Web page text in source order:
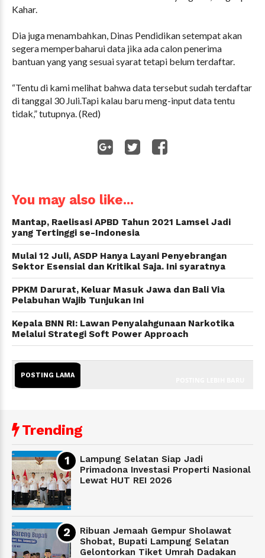
Kahar.
Dia juga menambahkan, Dinas Pendidikan setempat akan
segera memperbaharui data jika ada calon penerima
bantuan yang yang sesuai syarat tetapi belum terdaftar.
“Tentu di kami melihat bahwa data tersebut sudah terdaftar
di tanggal 30 Juli.Tapi kalau baru meng-input data tentu
tidak,” tutupnya. (Red)
You may also like...
Mantap, Raelisasi APBD Tahun 2021 Lamsel Jadi
yang Tertinggi se-Indonesia
Mulai 12 Juli, ASDP Hanya Layani Penyebrangan
Sektor Esensial dan Kritikal Saja. Ini syaratnya
PPKM Darurat, Keluar Masuk Jawa dan Bali Via
Pelabuhan Wajib Tunjukan Ini
Kepala BNN RI: Lawan Penyalahgunaan Narkotika
Melalui Strategi Soft Power Approach
POSTING LAMA
Trending
Lampung Selatan Siap Jadi
Primadona Investasi Properti Nasional
Lewat HUT REI 2026
Ribuan Jemaah Gempur Sholawat
Shobat, Bupati Lampung Selatan
Gelontorkan Tiket Umrah Dadakan